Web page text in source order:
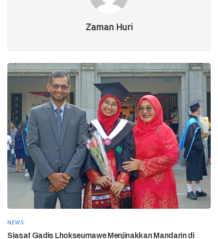
Zaman Huri
NEWS
Siasat Gadis Lhokseumawe Menjinakkan Mandarin di